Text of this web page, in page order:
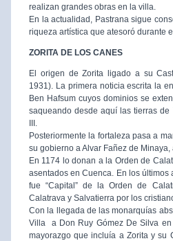
realizan grandes obras en la villa.
En la actualidad, Pastrana sigue
riqueza artística que atesoró durante
ZORITA DE LOS CANES
El origen de Zorita ligado a su
1931). La primera noticia escrita la
Ben Hafsum cuyos dominios se
saqueando desde aquí las tierras
III.
Posteriormente la fortaleza pasa a
su gobierno a Alvar Fañez de
En 1174 lo donan a la Orden de
asentados en Cuenca. En los últimos
fue “Capital” de la Orden de
Calatrava y Salvatierra por los
Con la llegada de las monarquías
Villa a Don Ruy Gómez De Silva
mayorazgo que incluía a Zorita y su